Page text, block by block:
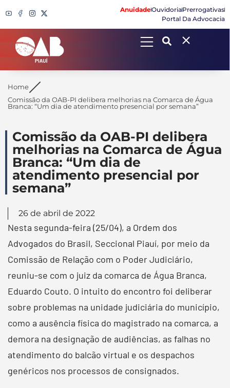
AnuidadeOuvidoriaPrerrogativas
Portal Da Advocacia
Search
Home
Comissão da OAB-PI delibera melhorias na Comarca de Água
Branca: “Um dia de atendimento presencial por semana”
Comissão da OAB-PI delibera
melhorias na Comarca de Água
Branca: “Um dia de
atendimento presencial por
semana”
26 de abril de 2022
Nesta segunda-feira (25/04), a Ordem dos
Advogados do Brasil, Seccional Piauí, por meio da
Comissão de Relação com o Poder Judiciário,
reuniu-se com o juiz da comarca de Água Branca,
Eduardo Couto. O intuito do encontro foi deliberar
sobre problemas na unidade judiciária do município,
como a ausência física do magistrado na comarca, a
demora na designação de audiências, as falhas no
atendimento do balcão virtual e os despachos
genéricos nos processos de consignados.